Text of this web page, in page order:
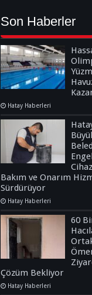
Son Haberler
Hatay Haberleri
Bakım ve Onarım
Sürdürüyor
Hatay Haberleri
60
Çözüm Bekliyor
Hatay Haberleri